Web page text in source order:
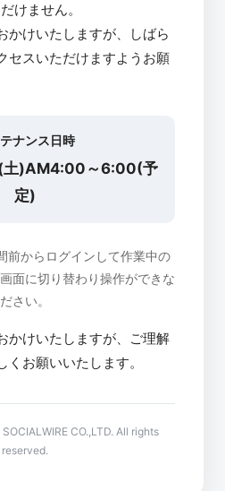
けません。
かけいたしますが、しばら
セスいただけますようお願
ナンス日時
)AM4:00～6:00(予
定)
前からログインして作業中の
面に切り替わり操作ができな
さい。
かけいたしますが、ご理解
お願いいたします。
CO.,LTD. All rights
reserved.